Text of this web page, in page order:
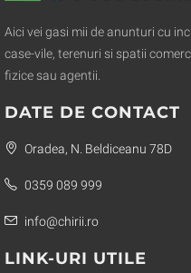
Aici vei gasi mii de anunturi cu
case-vile, terenuri si spatii
fizice sau agentii.
DATE DE CONTACT
Oradea, N. Beldiceanu 78D
0359 089 999
info@chirii.ro
LINK-URI UTILE